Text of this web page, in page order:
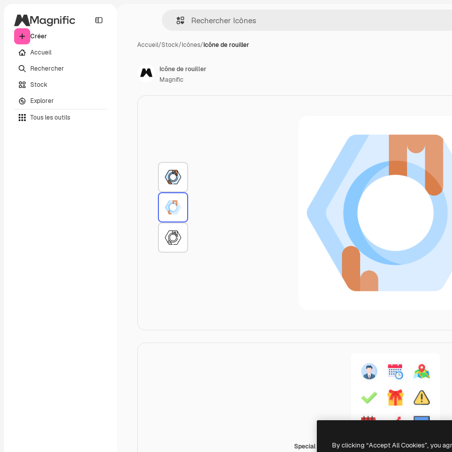
Créer
Accueil
Rechercher
Stock
Explorer
Tous les outils
Accueil/Stock/Icônes/Icône de rouiller
Special Flat
Icône de rouiller
Magnific
By clicking “Accept All Cookies”, you